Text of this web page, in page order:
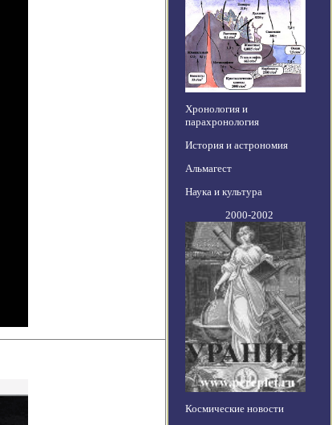
Хронология и
парахронология
История и астрономия
Альмагест
Наука и культура
2000-2002
Космические новости